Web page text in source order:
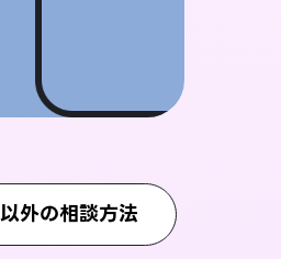
以外の相談方法